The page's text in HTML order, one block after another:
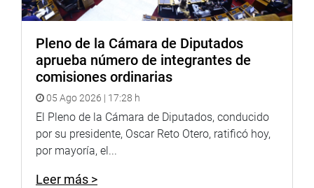
que el programa «Trabaja Perú» se burla de los alcaldes
porque los hace viajar y modificar reiteradamente sus
proyectos y “se han dado el lujo de instalar oficinas para
ayudar a los alcaldes en sus proyectos, sin embargo
hasta ahora no funcionan. ¿Parece que hay que pagar
diezmo para que esto funcione?, preguntó el legislador al
tiempo de sentenciar que eso no se puede permitir y se
tiene que investigar.
JEFE DE LA SUNAT: MEJORA LA RECAUDACIÓN
A la sesión también asistió jefe de la Superintendencia
Pleno de la Cámara de Diputados
aprueba número de integrantes de
comisiones ordinarias
05 Ago 2026 | 17:28 h
El Pleno de la Cámara de Diputados, conducido
por su presidente, Oscar Reto Otero, ratificó hoy,
por mayoría, el...
Leer más >